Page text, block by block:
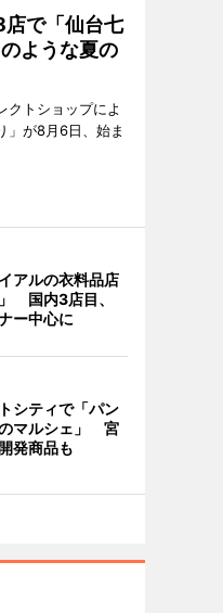
で「仙台七
ような夏の
クトショップによ
」が8月6日、始ま
アルの衣料品店
国内3店目、
ー中心に
シティで「パン
マルシェ」 宮
発商品も